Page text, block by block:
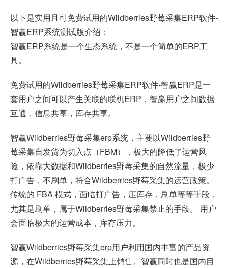
以下是实用且可免费试用的Wildberries野莓采集ERP软件-
智赢ERP系统测试版介绍：
智赢ERP系统是一个生态系统，不是一个简单的ERP工
具。
免费试用的Wildberries野莓采集ERP软件-智赢ERP是一
套用户之间可以产生关联的联机ERP，智赢用户之间数据
互通，信息共享，库存共享。
智赢Wildberries野莓采集erp系统，主要以Wildberries野
莓采集自发货为切入点（FBM），极大的降低了运营风
险，依靠大数据和Wildberries野莓采集的自然流量，极少
打广告，不刷单，符合Wildberries野莓采集的运营政策。
传统的 FBA 模式，面临打广告，压库存，刷单等等手段，
尤其是刷单，属于Wildberries野莓采集禁止的手段。 用户
会面临极大的运营成本，库存压力。
智赢Wildberries野莓采集erp用户利用国内丰富的产品资
源，在Wildberries野莓采集上销售。智赢同时也是国内目